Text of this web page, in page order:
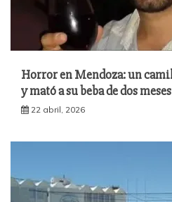
Horror en Mendoza: un
y mató a su beba de dos meses
22 abril, 2026